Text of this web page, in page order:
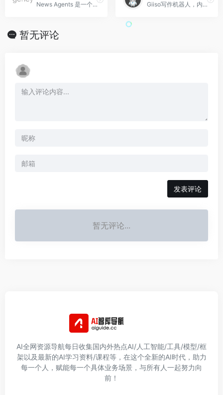
News Agents 是一个基于终端... Giiso写作机器人，内容创作AI辅助工具
暂无评论
发表评论
暂无评论...
AI全网资源导航每日收集国内外热点AI/人工智能/工具/模型/框
架以及最新的AI学习资料/课程等，在这个全新的AI时代，助力
每一个人，赋能每一个具体业务场景，与所有人一起努力向
前！